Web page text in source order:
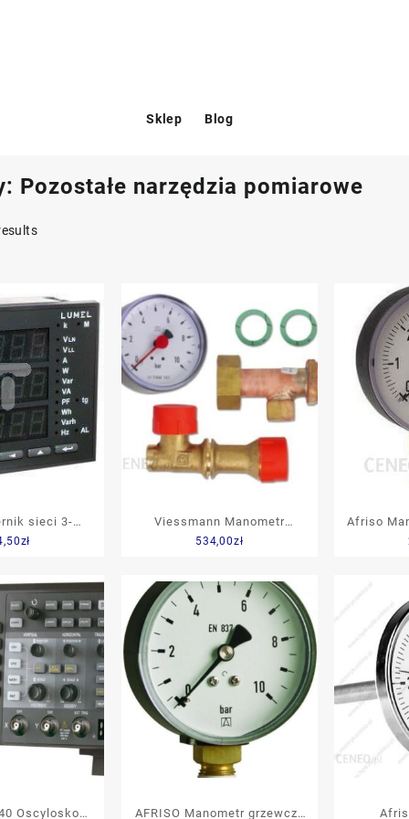
Sklep Blog
Pozostałe narzędzia pomiarowe
sieci 3-
3×230/400V
zł
Viessmann Manometr
Instalacji Solarnej 7459103
534,00zł
Afriso
RF 160
Oscyloskop
AFRISO Manometr grzewczy